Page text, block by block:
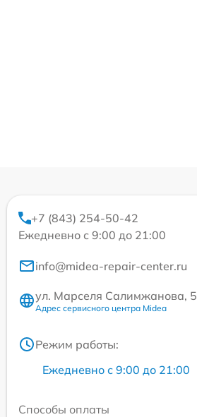
+7 (843) 254-50-42
Ежедневно с 9:00 до 21:00
info@midea-repair-center.ru
ул. Марселя Салимжанова, 5
Адрес сервисного центра Midea
Режим работы:
Ежедневно с 9:00 до 21:00
Способы оплаты